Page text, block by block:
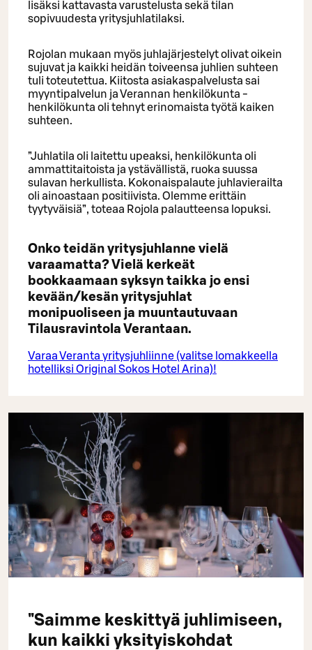
lisäksi kattavasta varustelusta sekä tilan
sopivuudesta yritysjuhlatilaksi.
Rojolan mukaan myös juhlajärjestelyt olivat oikein
sujuvat ja kaikki heidän toiveensa juhlien suhteen
tuli toteutettua. Kiitosta asiakaspalvelusta sai
myyntipalvelun ja Verannan henkilökunta -
henkilökunta oli tehnyt erinomaista työtä kaiken
suhteen.
”Juhlatila oli laitettu upeaksi, henkilökunta oli
ammattitaitoista ja ystävällistä, ruoka suussa
sulavan herkullista. Kokonaispalaute juhlavierailta
oli ainoastaan positiivista. Olemme erittäin
tyytyväisiä”, toteaa Rojola palautteensa lopuksi.
Onko teidän yritysjuhlanne vielä
varaamatta? Vielä kerkeät
bookkaamaan syksyn taikka jo ensi
kevään/kesän yritysjuhlat
monipuoliseen ja muuntautuvaan
Tilausravintola Verantaan.
Varaa Veranta yritysjuhliinne (valitse lomakkeella
hotelliksi Original Sokos Hotel Arina)!
"Saimme keskittyä juhlimiseen,
kun kaikki yksityiskohdat